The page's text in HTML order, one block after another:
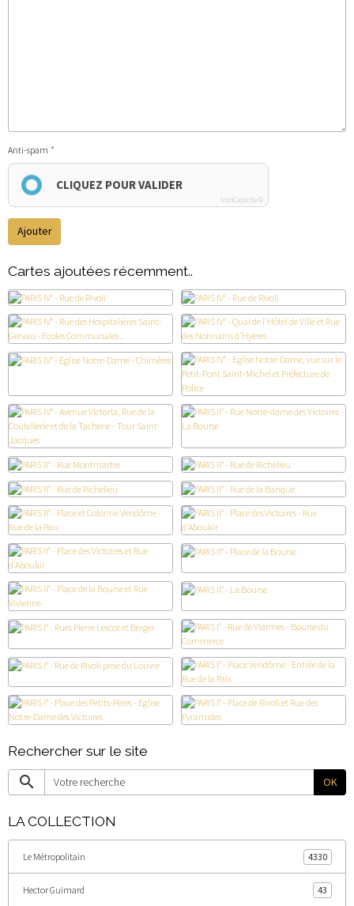
Anti-spam
CLIQUEZ POUR VALIDER
IconCaptcha ©
Ajouter
Cartes ajoutées récemment..
Rechercher sur le site
OK
LA COLLECTION
Le Métropolitain 4330
Hector Guimard 43